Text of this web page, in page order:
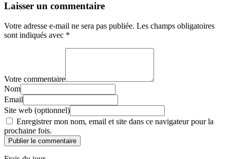
Laisser un commentaire
Votre adresse e-mail ne sera pas publiée. Les champs obligatoires
sont indiqués avec *
Votre commentaire
Nom
Email
Site web (optionnel)
Enregistrer mon nom, email et site dans ce navigateur pour la
prochaine fois.
Publier le commentaire